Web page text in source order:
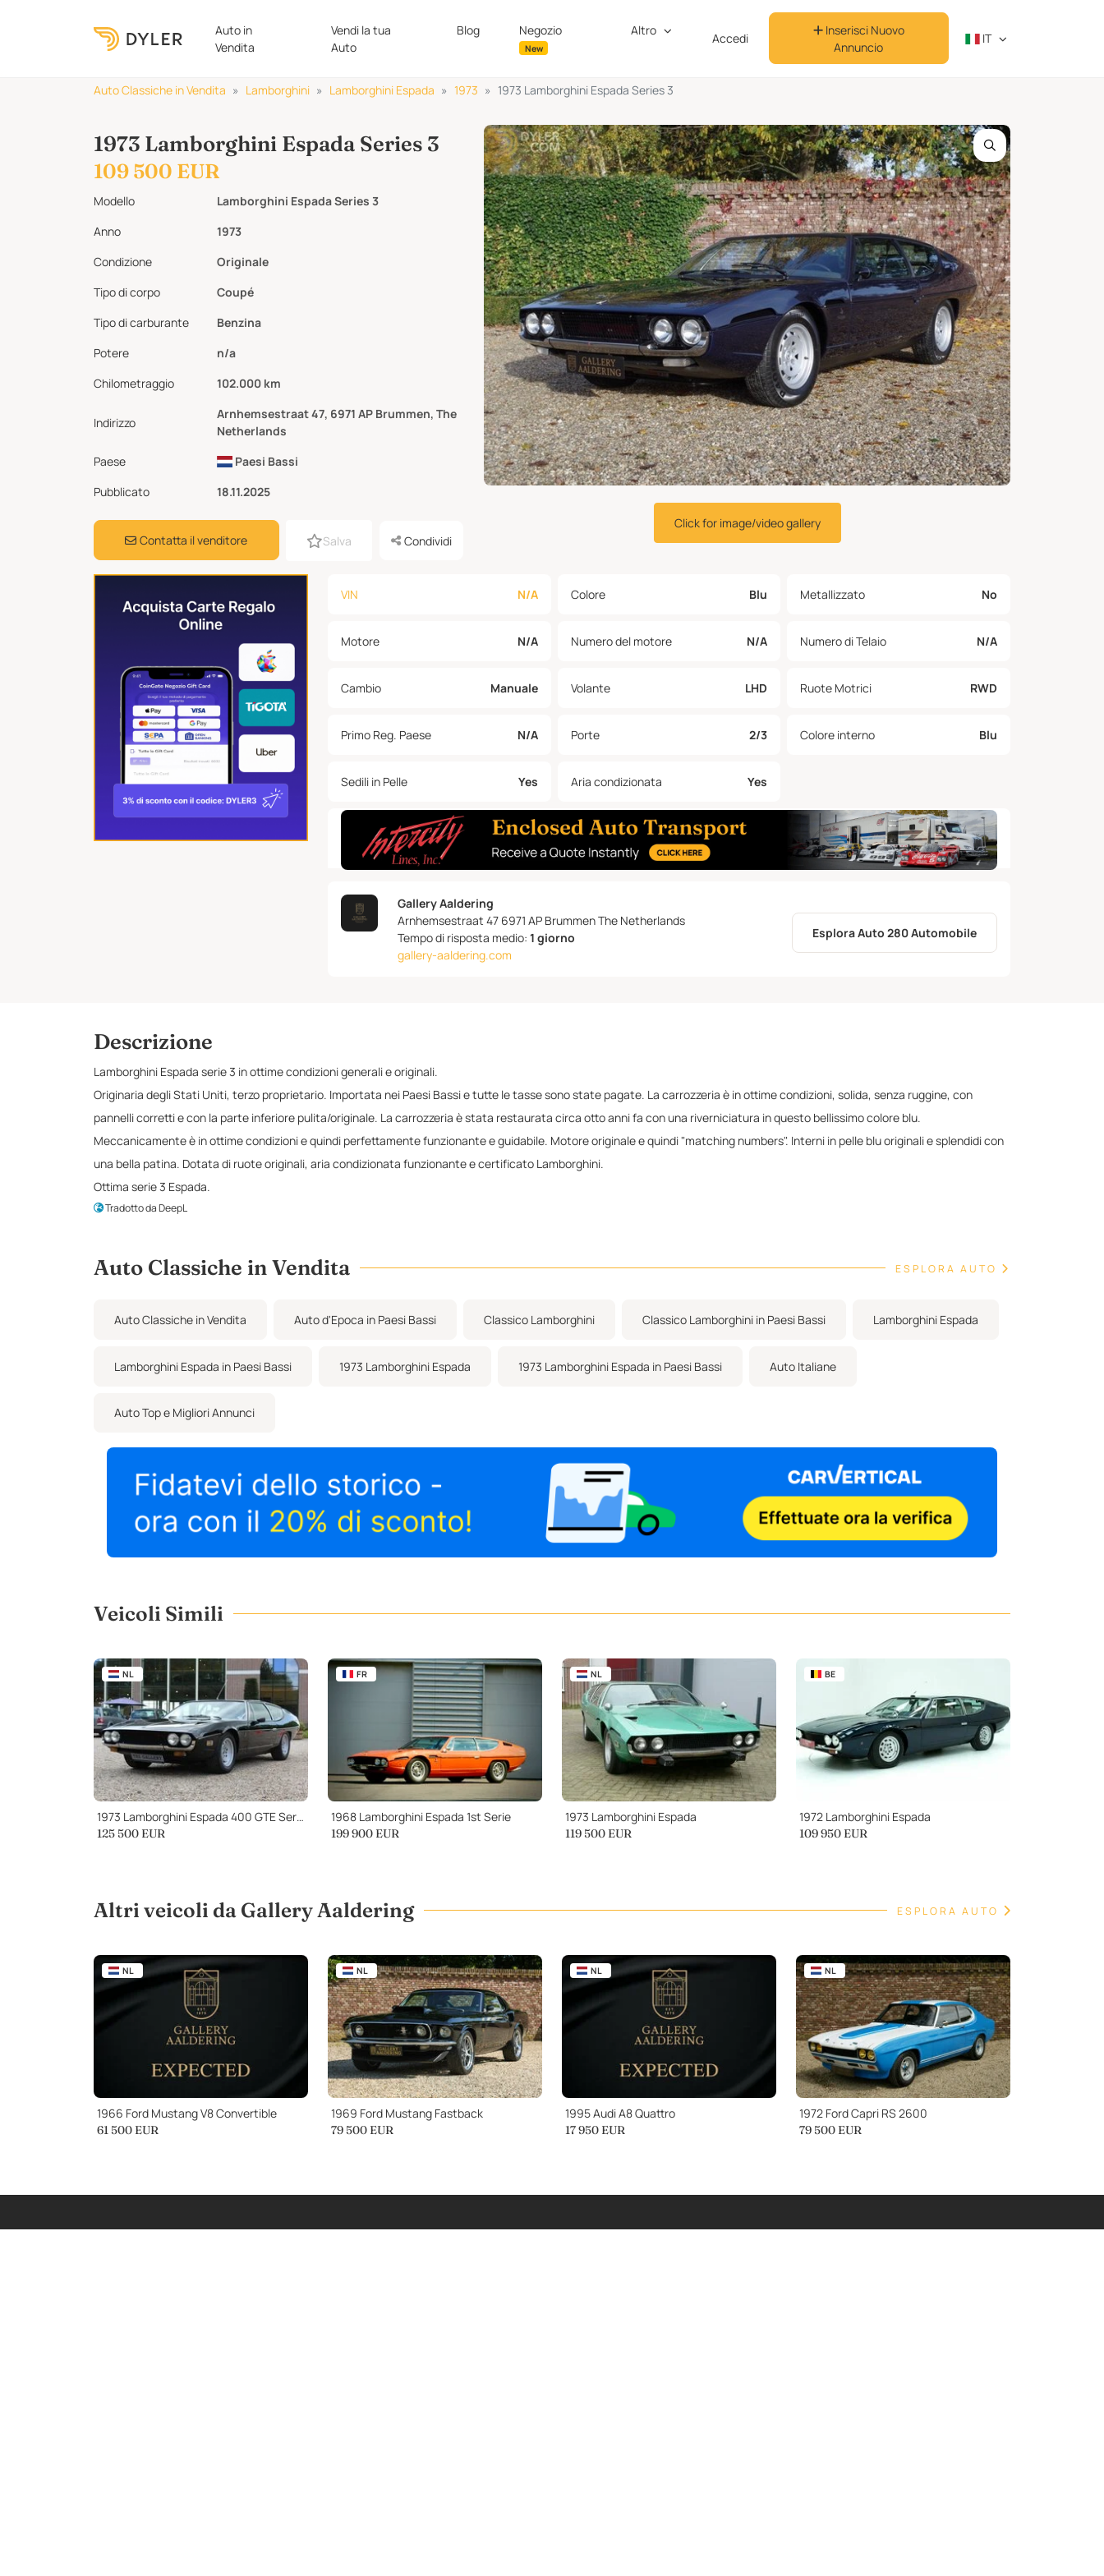
Auto in
Vendita
Vendi la tua
Auto
Blog Negozio
New
Altro
Accedi
Inserisci Nuovo
Annuncio
IT
Auto Classiche in Vendita Lamborghini Lamborghini Espada 1973 1973 Lamborghini Espada Series 3
1973 Lamborghini Espada Series 3
109 500 EUR
Modello
Lamborghini Espada Series 3
Anno
1973
Condizione
Originale
Tipo di corpo
Coupé
Tipo di carburante
Benzina
Potere
n/a
Chilometraggio
102.000 km
Indirizzo
Arnhemsestraat 47, 6971 AP Brummen, The
Netherlands
Paese
Paesi Bassi
Pubblicato
18.11.2025
Contatta il venditore Salva Condividi
Click for image/video gallery
VIN N/A Colore Blu Metallizzato No
Motore N/A Numero del motore N/A Numero di Telaio N/A
Cambio Manuale Volante LHD Ruote Motrici RWD
Primo Reg. Paese N/A Porte 2/3 Colore interno Blu
Sedili in Pelle Yes Aria condizionata Yes
Gallery Aaldering
Arnhemsestraat 47 6971 AP Brummen The Netherlands
Tempo di risposta medio: 1 giorno
gallery-aaldering.com
Esplora Auto 280 Automobile
Descrizione
Lamborghini Espada serie 3 in ottime condizioni generali e originali.
Originaria degli Stati Uniti, terzo proprietario. Importata nei Paesi Bassi e tutte le tasse sono state pagate. La carrozzeria è in ottime condizioni, solida, senza ruggine, con
pannelli corretti e con la parte inferiore pulita/originale. La carrozzeria è stata restaurata circa otto anni fa con una riverniciatura in questo bellissimo colore blu.
Meccanicamente è in ottime condizioni e quindi perfettamente funzionante e guidabile. Motore originale e quindi "matching numbers". Interni in pelle blu originali e splendidi con
una bella patina. Dotata di ruote originali, aria condizionata funzionante e certificato Lamborghini.
Ottima serie 3 Espada.
Tradotto da DeepL
Auto Classiche in Vendita ESPLORA AUTO
Auto Classiche in Vendita Auto d'Epoca in Paesi Bassi Classico Lamborghini Classico Lamborghini in Paesi Bassi Lamborghini Espada
Lamborghini Espada in Paesi Bassi 1973 Lamborghini Espada 1973 Lamborghini Espada in Paesi Bassi Auto Italiane
Auto Top e Migliori Annunci
Veicoli Simili
NL
1973 Lamborghini Espada 400 GTE Series 2
125 500 EUR
FR
1968 Lamborghini Espada 1st Serie
199 900 EUR
NL
1973 Lamborghini Espada
119 500 EUR
BE
1972 Lamborghini Espada
109 950 EUR
Altri veicoli da Gallery Aaldering ESPLORA AUTO
NL
1966 Ford Mustang V8 Convertible
61 500 EUR
NL
1969 Ford Mustang Fastback
79 500 EUR
NL
1995 Audi A8 Quattro
17 950 EUR
NL
1972 Ford Capri RS 2600
79 500 EUR